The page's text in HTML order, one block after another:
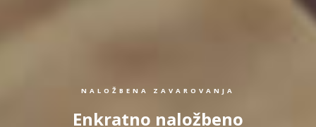
NALOŽBENA ZAVAROVANJA
Enkratno naložbeno